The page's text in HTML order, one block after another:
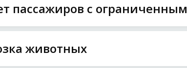
пассажиров с
животных